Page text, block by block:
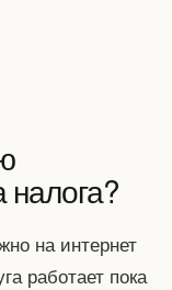
налога?
на интернет
работает пока